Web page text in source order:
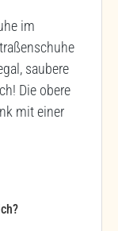
im
saubere
Die obere
mit einer